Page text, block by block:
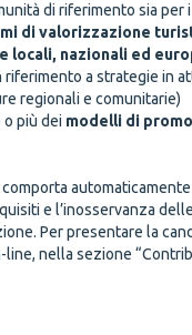
di riferimento sia per
di valorizzazione
locali, nazionali ed
a strategie in
regionali e comunitarie)
più dei modelli di
e l’inosservanza
Per presentare la
line, nella sezione